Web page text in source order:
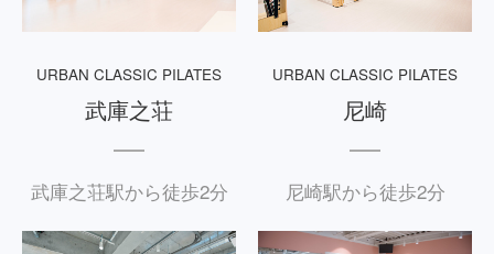
URBAN CLASSIC PILATES
武庫之荘
武庫之荘駅から徒歩2分
URBAN CLASSIC PILATES
尼崎
尼崎駅から徒歩2分